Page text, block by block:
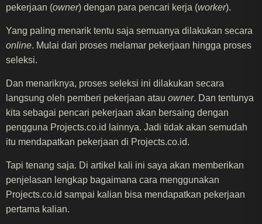
pekerjaan (owner) dengan para pencari kerja (worker).
Yang paling menarik tentu saja semuanya dilakukan secara
online. Mulai dari proses melamar pekerjaan hingga proses
seleksi.
Dan menariknya, proses seleksi ini dilakukan secara
langsung oleh pemberi pekerjaan atau owner. Dan tentunya
kita sebagai pencari pekerjaan akan bersaing dengan
pengguna Projects.co.id lainnya. Jadi tidak akan semudah
itu mendapatkan pekerjaan di Projects.co.id.
Tapi tenang saja. Di artikel kali ini saya akan memberikan
penjelasan lengkap bagaimana cara menggunakan
Projects.co.id sampai kalian bisa mendapatkan pekerjaan
pertama kalian.